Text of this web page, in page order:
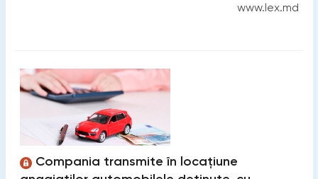
www.lex.md
Compania transmite în locațiune